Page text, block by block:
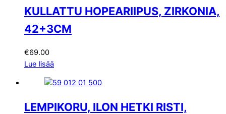
KULLATTU HOPEARIIPUS, ZIRKONIA,
42+3CM
€69.00
Lue lisää
LEMPIKORU, ILON HETKI RISTI,